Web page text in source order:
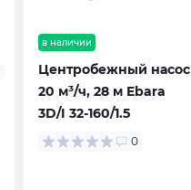
в наличии
Центробежный насос
20 м³/ч, 28 м Ebara
3D/I 32-160/1.5
0